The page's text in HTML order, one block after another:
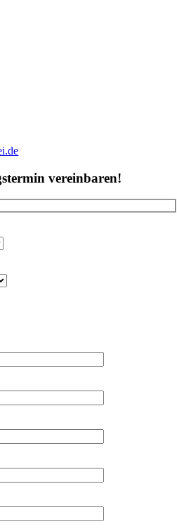
vereinbaren!